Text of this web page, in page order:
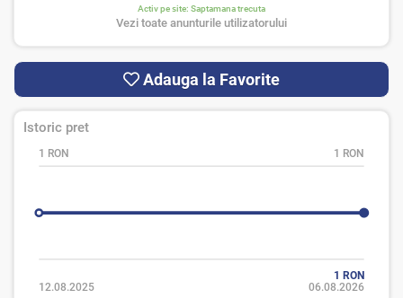
Activ pe site: Saptamana trecuta
Vezi toate anunturile utilizatorului
Adauga la Favorite
Istoric pret
1 RON 1 RON
1 RON
12.08.2025
06.08.2026